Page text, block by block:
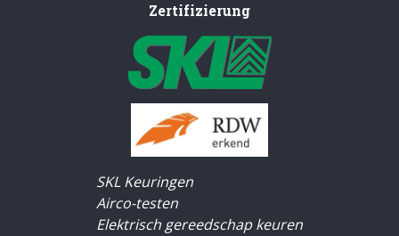
Zertifizierung
SKL Keuringen
Airco-testen
Elektrisch gereedschap keuren